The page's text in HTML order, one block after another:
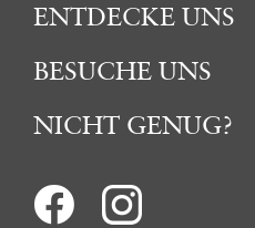
ENTDECKE UNS
BESUCHE UNS
NICHT GENUG?